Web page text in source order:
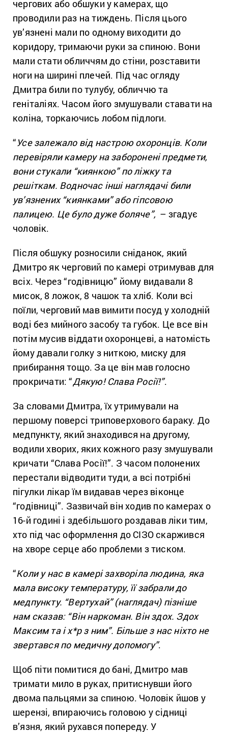
чергових або обшуки у камерах, що
проводили раз на тиждень. Після цього
ув’язнені мали по одному виходити до
коридору, тримаючи руки за спиною. Вони
мали стати обличчям до стіни, розставити
ноги на ширині плечей. Під час огляду
Дмитра били по тулубу, обличчю та
геніталіях. Часом його змушували ставати на
коліна, торкаючись лобом підлоги.
“Усе залежало від настрою охоронців. Коли
перевіряли камеру на заборонені предмети,
вони стукали “киянкою” по ліжку та
решіткам. Водночас інші наглядачі били
ув’язнених “киянками” або гіпсовою
палицею. Це було дуже боляче”, – згадує
чоловік.
Після обшуку розносили сніданок, який
Дмитро як черговий по камері отримував для
всіх. Через “годівницю” йому видавали 8
мисок, 8 ложок, 8 чашок та хліб. Коли всі
поїли, черговий мав вимити посуд у холодній
воді без мийного засобу та губок. Це все він
потім мусив віддати охоронцеві, а натомість
йому давали голку з ниткою, миску для
прибирання тощо. За це він мав голосно
прокричати: “Дякую! Слава Росії!”.
За словами Дмитра, їх утримували на
першому поверсі триповерхового бараку. До
медпункту, який знаходився на другому,
водили хворих, яких кожного разу змушували
кричати “Слава Росії!”. З часом полонених
перестали відводити туди, а всі потрібні
пігулки лікар їм видавав через віконце
“годівниці”. Зазвичай він ходив по камерах о
16-й годині і здебільшого роздавав ліки тим,
хто під час оформлення до СІЗО скаржився
на хворе серце або проблеми з тиском.
“Коли у нас в камері захворіла людина, яка
мала високу температуру, її забрали до
медпункту. “Вертухай” (наглядач) пізніше
нам сказав: “Він наркоман. Він здох. Здох
Максим та і х*р з ним”. Більше з нас ніхто не
звертався по медичну допомогу”.
Щоб піти помитися до бані, Дмитро мав
тримати мило в руках, притиснувши його
двома пальцями за спиною. Чоловік йшов у
шерензі, впираючись головою у сідниці
в’язня, який рухався попереду. У